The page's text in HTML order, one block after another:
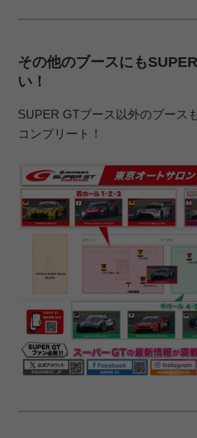
その他のブースにも
い！
SUPER GTブース以外のブース
コンプリート！